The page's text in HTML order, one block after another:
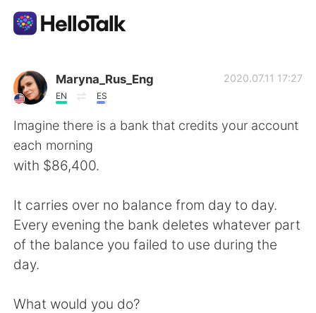
語学交換アプリ
AI Grammar Checker
日本語
English 简体中文
繁體中文 Español
Maryna_Rus_Eng
EN ES
2020.07.11 17:27
Imagine there is a bank that credits your account
each morning
with $86,400.
It carries over no balance from day to day.
Every evening the bank deletes whatever part
of the balance you failed to use during the
day.
What would you do?